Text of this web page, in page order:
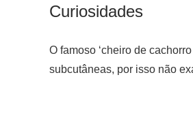
Curiosidades
O famoso ‘cheiro de
subcutâneas, por isso não